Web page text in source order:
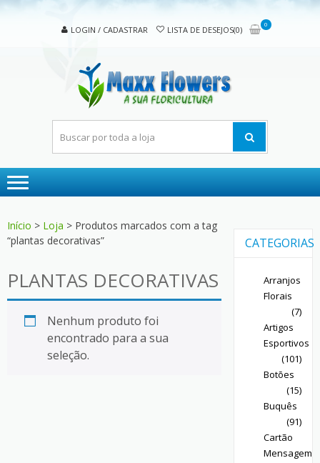
Skip
Skip
LOGIN / CADASTRAR LISTA DE DESEJOS(0)
0
Início > Loja > Produtos marcados com a tag
“plantas decorativas”
PLANTAS DECORATIVAS
Nenhum produto foi
encontrado para a sua
seleção.
CATEGORIAS
Arranjos
Florais
(7)
Artigos
Esportivos
(101)
Botões
(15)
Buquês
(91)
Cartão
Mensagem